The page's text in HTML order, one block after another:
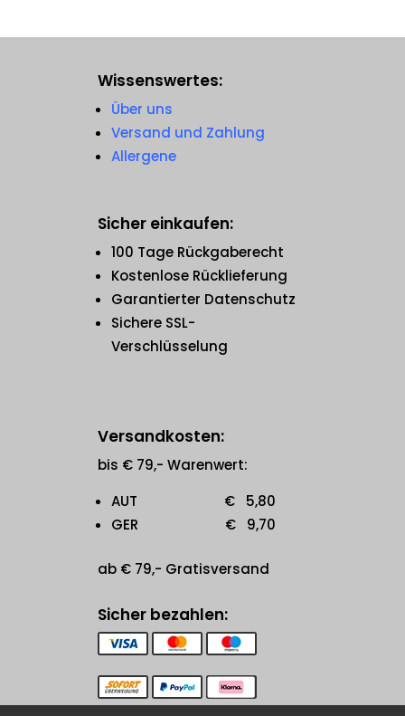
Wissenswertes:
Über uns
Versand und Zahlung
Allergene
Sicher einkaufen:
100 Tage Rückgaberecht
Kostenlose Rücklieferung
Garantierter Datenschutz
Sichere SSL-
Verschlüsselung
Versandkosten:
bis € 79,- Warenwert:
AUT € 5,80
GER € 9,70
ab € 79,- Gratisversand
Sicher bezahlen: